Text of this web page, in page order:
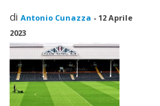
diAntonio Cunazza - 12 Aprile
2023